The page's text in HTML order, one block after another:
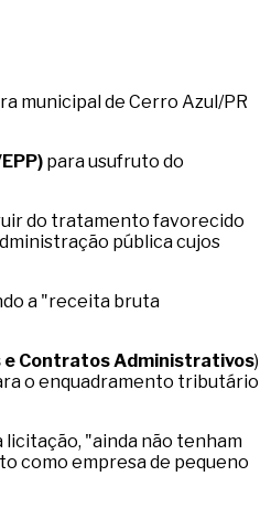
municipal de Cerro Azul/PR
para usufruto do
do tratamento favorecido
pública cujos
a "receita bruta
e Contratos Administrativos)
o enquadramento tributário
licitação, "ainda não tenham
como empresa de pequeno